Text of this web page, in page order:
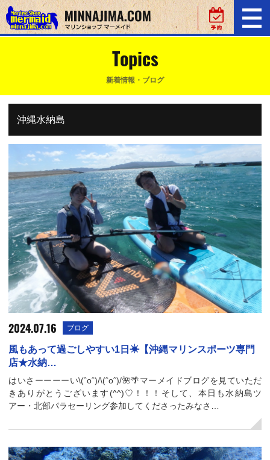
Topics
新着情報・ブログ
沖縄水納島
2024.07.16 ブログ
風もあって過ごしやすい1日☀︎【沖縄マリンスポーツ専門
店★水納…
はいさーーーーい\(ˆoˆ)/\(ˆoˆ)/🌺🌴マーメイドブログを見ていただ
きありがとうございます(^^)♡！！！そして、本日も水納島ツ
アー・北部パラセーリング参加してくださったみなさ…